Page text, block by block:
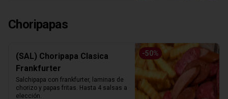
Choripapas
-50%
(SAL) Choripapa Clasica
Frankfurter
Salchipapa con frankfurter, laminas de
chorizo y papas fritas. Hasta 4 salsas a
elección.